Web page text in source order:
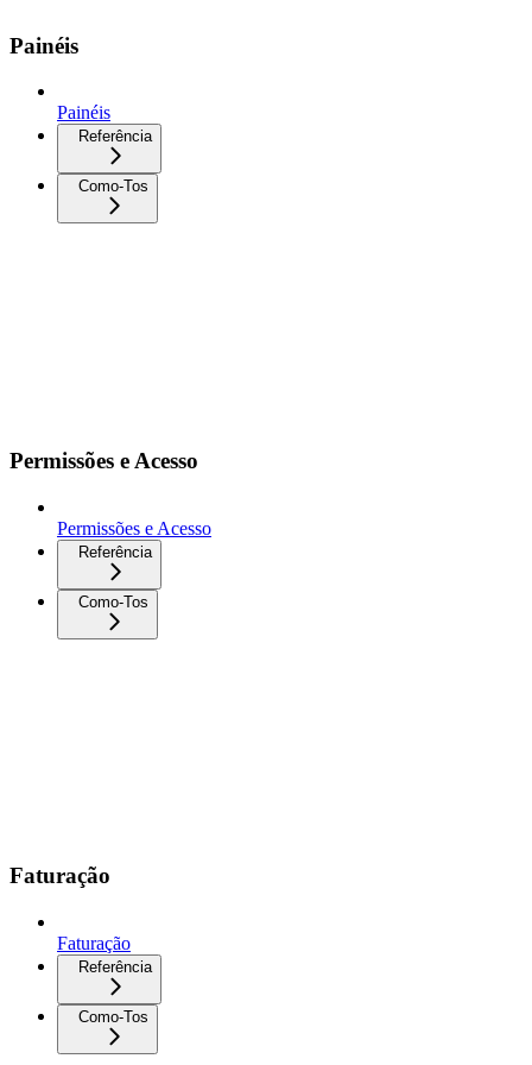
Painéis
Painéis
Referência
Como-Tos
Permissões e Acesso
Permissões e Acesso
Referência
Como-Tos
Faturação
Faturação
Referência
Como-Tos